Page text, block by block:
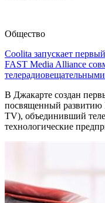
Общество
Coolita запускает
FAST Media Alliance
В Джакарте создан
посвященный развитию
TV), объединивший
технологические